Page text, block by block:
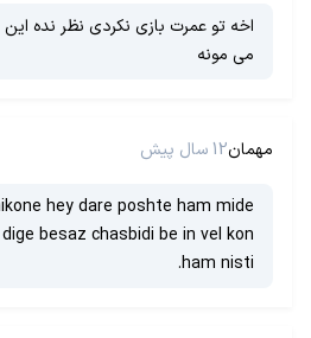
می مونه
مهمان12 سال پیش
hey dare poshte ham mide
besaz chasbidi be in vel kon
ham nisti.